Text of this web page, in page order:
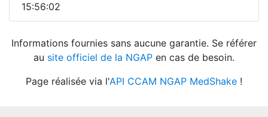
15:56:02
Informations fournies sans aucune garantie. Se référer
au site officiel de la NGAP en cas de besoin.
Page réalisée via l'API CCAM NGAP MedShake !